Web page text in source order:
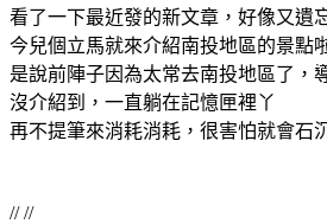
看了一下最近發的新文章，好像又遺
今兒個立馬就來介紹南投地區的景點
是說前陣子因為太常去南投地區了，
沒介紹到，一直躺在記憶匣裡丫
再不提筆來消耗消耗，很害怕就會石
// //